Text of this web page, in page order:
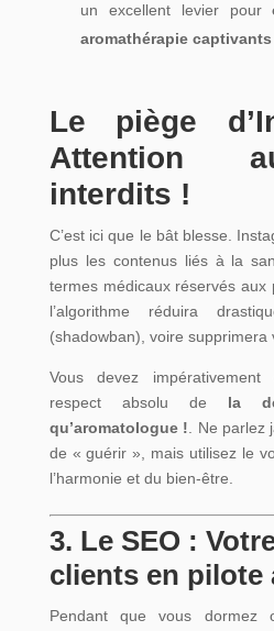
un excellent levier pour
aromathérapie
Le piège
Attention
interdits !
C’est ici que le bât blesse.
plus les contenus liés à la
termes médicaux réservés aux
l’algorithme réduira
(shadowban), voire supprimera
Vous devez
respect absolu de la
qu’aromatologue ! . Ne
de « guérir », mais utilisez le
l’harmonie et du bien-être.
3. Le SEO :
clients en pilote
Pendant que vous